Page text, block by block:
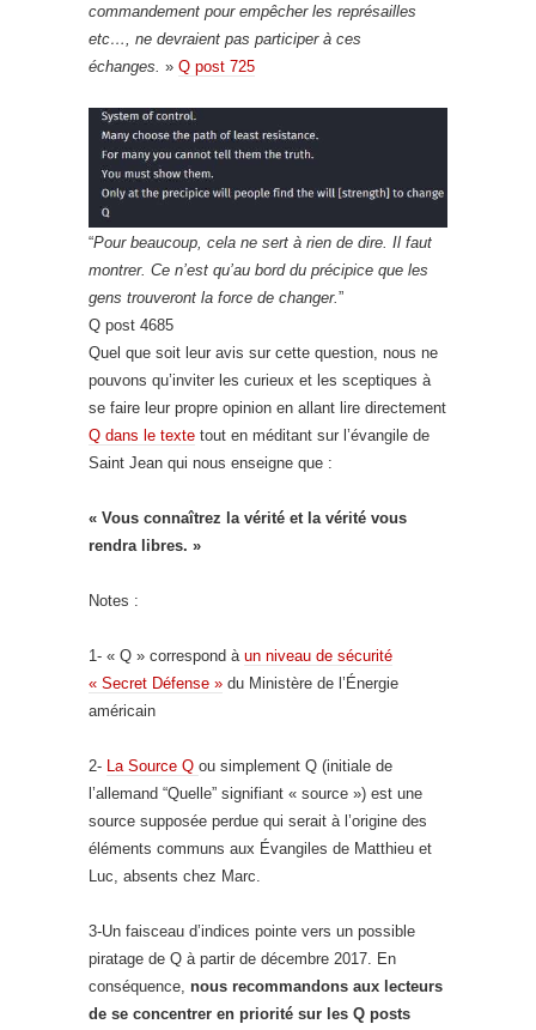
commandement pour empêcher les représailles
etc…, ne devraient pas participer à ces
échanges. » Q post 725
“Pour beaucoup, cela ne sert à rien de dire. Il faut
montrer. Ce n’est qu’au bord du précipice que les
gens trouveront la force de changer. ”
Q post 4685
Quel que soit leur avis sur cette question, nous ne
pouvons qu’inviter les curieux et les sceptiques à
se faire leur propre opinion en allant lire directement
Q dans le texte tout en méditant sur l’évangile de
Saint Jean qui nous enseigne que :
« Vous connaîtrez la vérité et la vérité vous
rendra libres. »
Notes :
1- « Q » correspond à un niveau de sécurité
« Secret Défense » du Ministère de l’Énergie
américain
2- La Source Q ou simplement Q (initiale de
l’allemand “Quelle” signifiant « source ») est une
source supposée perdue qui serait à l’origine des
éléments communs aux Évangiles de Matthieu et
Luc, absents chez Marc.
3-Un faisceau d’indices pointe vers un possible
piratage de Q à partir de décembre 2017. En
conséquence, nous recommandons aux lecteurs
de se concentrer en priorité sur les Q posts